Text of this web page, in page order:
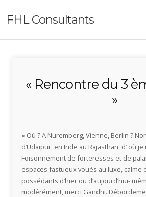
FHL Consultants
« Rencontre du 3
»
« Où ? A Nuremberg, Vienne, Berlin ?
d’Udaipur, en Inde au Rajasthan, d’ où
Foisonnement de forteresses et de
espaces fastueux voués au luxe, calme
possédants d’hier ou d’aujourd’hui-
modérément, merci Gandhi.